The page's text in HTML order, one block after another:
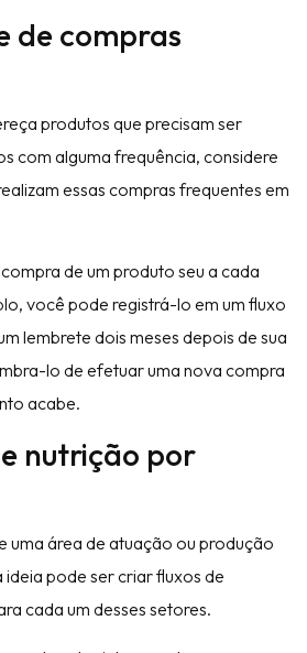
de compras
produtos que precisam ser
com alguma frequência, considere
essas compras frequentes em
de um produto seu a cada
você pode registrá-lo em um fluxo
lembrete dois meses depois de sua
lo de efetuar uma nova compra
acabe.
nutrição por
uma área de atuação ou produção
pode ser criar fluxos de
cada um desses setores.